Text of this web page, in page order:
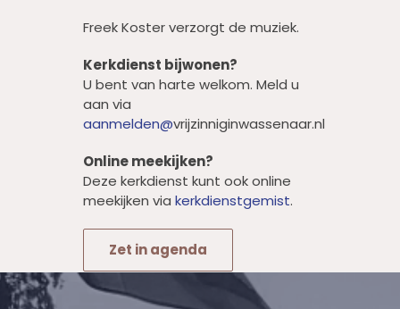
Freek Koster verzorgt de muziek.
Kerkdienst bijwonen?
U bent van harte welkom. Meld u
aan via
aanmelden@vrijzinniginwassenaar.nl
Online meekijken?
Deze kerkdienst kunt ook online
meekijken via kerkdienstgemist.
Zet in agenda